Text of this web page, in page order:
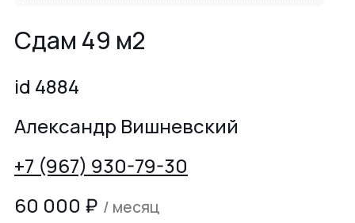
Сдам 49 м2
id 4884
Александр Вишневский
+7 (967) 930-79-30
60 000 ₽ / месяц